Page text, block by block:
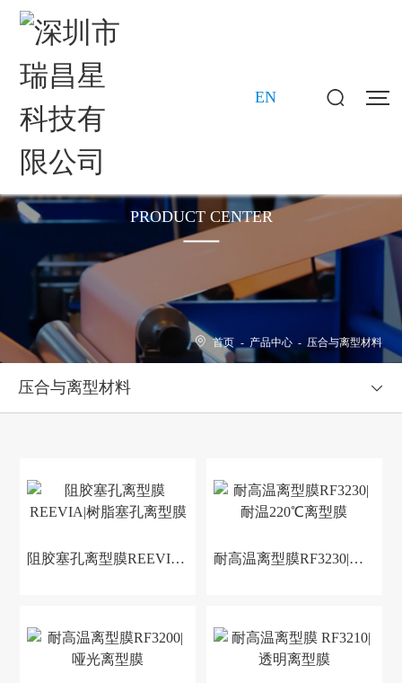
EN
PRODUCT CENTER
首页 - 产品中心 - 压合与离型材料
压合与离型材料
阻胶塞孔离型膜REEVIA|树脂塞孔离型膜 耐高温离型膜RF3230|耐温220℃离型膜